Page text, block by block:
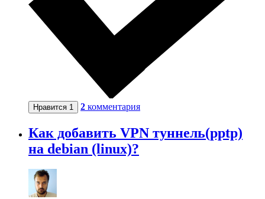
Нравится 1 2 комментария
Как добавить VPN туннель(pptp)
на debian (linux)?